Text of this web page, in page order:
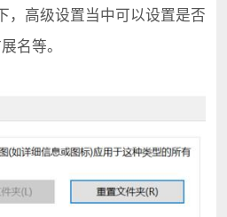
高级设置当中可以设置是否
名等。